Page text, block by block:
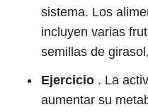
sistema. Los
incluyen varias
semillas de
Ejercicio . La
aumentar su